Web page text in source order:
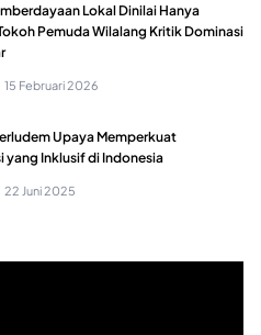
Lokal Dinilai Hanya
Pemuda Wilalang Kritik Dominasi
15 Februari 2026
Upaya Memperkuat
yang Inklusif di Indonesia
22 Juni 2025